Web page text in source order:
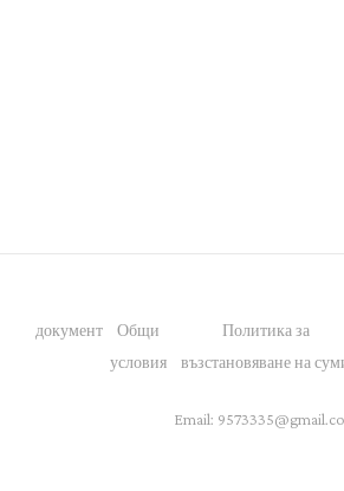
документ
Общи
условия
Политика за
възстановяване на
Email: